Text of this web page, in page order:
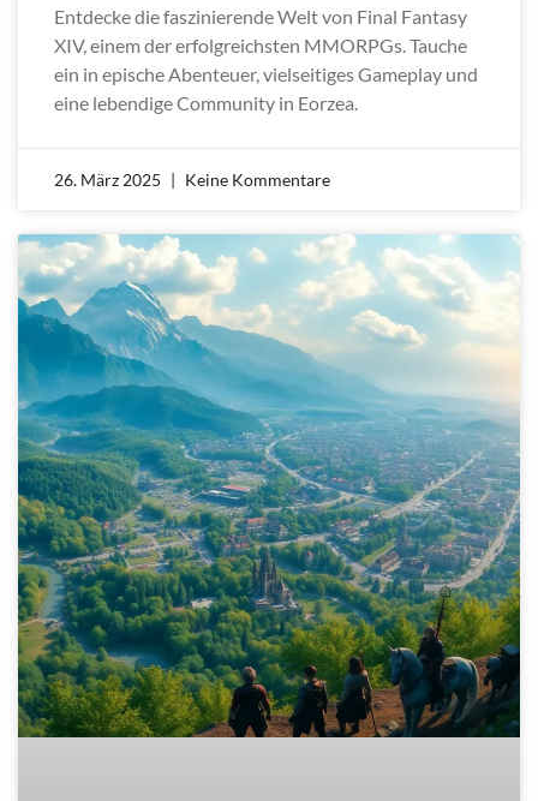
Entdecke die faszinierende Welt von Final Fantasy
XIV, einem der erfolgreichsten MMORPGs. Tauche
ein in epische Abenteuer, vielseitiges Gameplay und
eine lebendige Community in Eorzea.
26. März 2025 Keine Kommentare